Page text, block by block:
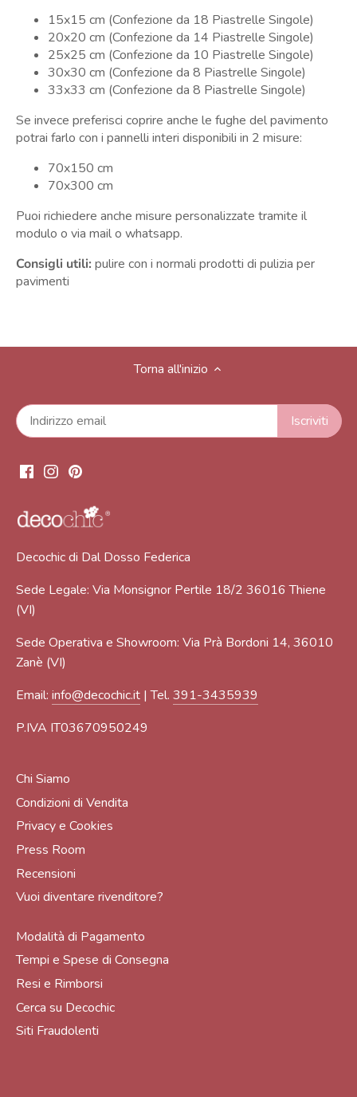
15x15 cm (Confezione da 18 Piastrelle Singole)
20x20 cm (Confezione da 14 Piastrelle Singole)
25x25 cm (Confezione da 10 Piastrelle Singole)
30x30 cm (Confezione da 8 Piastrelle Singole)
33x33 cm (Confezione da 8 Piastrelle Singole)
Se invece preferisci coprire anche le fughe del pavimento
potrai farlo con i pannelli interi disponibili in 2 misure:
70x150 cm
70x300 cm
Puoi richiedere anche misure personalizzate tramite il
modulo o via mail o whatsapp.
Consigli utili: pulire con i normali prodotti di pulizia per
pavimenti
Torna all'inizio
Decochic di Dal Dosso Federica
Sede Legale: Via Monsignor Pertile 18/2 36016 Thiene
(VI)
Sede Operativa e Showroom: Via Prà Bordoni 14, 36010
Zanè (VI)
Email: info@decochic.it | Tel. 391-3435939
P.IVA IT03670950249
Chi Siamo
Condizioni di Vendita
Privacy e Cookies
Press Room
Recensioni
Vuoi diventare rivenditore?
Modalità di Pagamento
Tempi e Spese di Consegna
Resi e Rimborsi
Cerca su Decochic
Siti Fraudolenti